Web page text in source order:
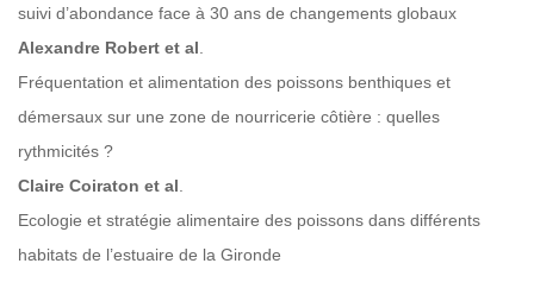
suivi d’abondance face à 30 ans de changements globaux
Alexandre Robert et al
Fréquentation et alimentation des poissons benthiques et
démersaux sur une zone de nourricerie côtière : quelles
rythmicités ?
Claire Coiraton et al
Ecologie et stratégie alimentaire des poissons dans différents
habitats de l’estuaire de la Gironde